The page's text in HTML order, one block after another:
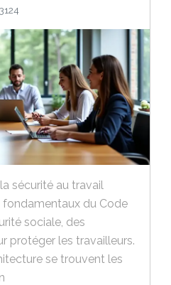
sécurité au travail
du Code
sociale, des
protéger les travailleurs.
se trouvent les